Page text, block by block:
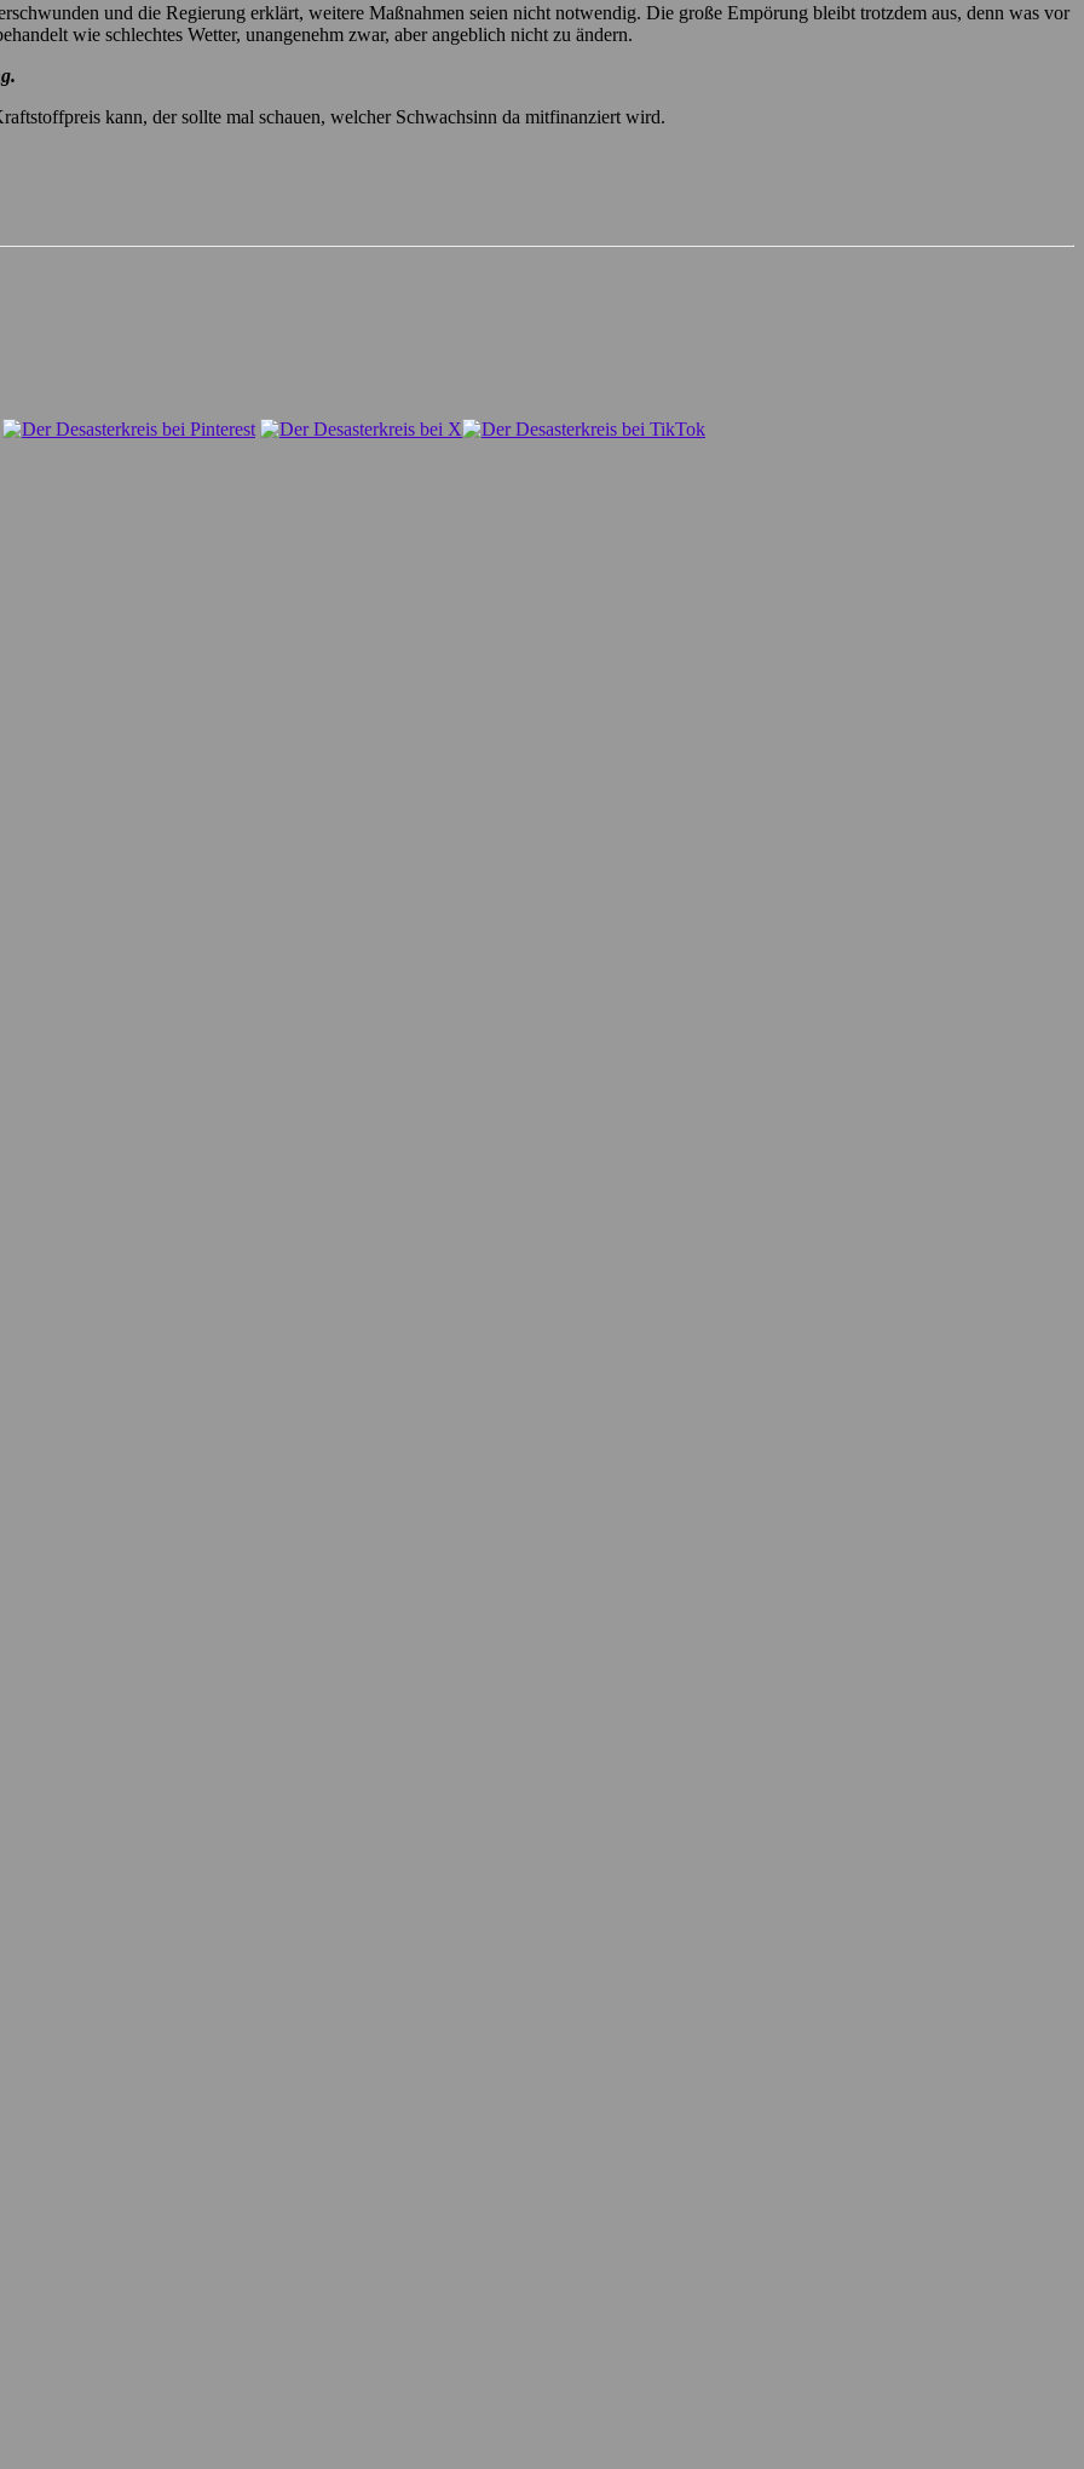
und die Regierung erklärt, weitere Maßnahmen seien nicht notwendig. Die große Empörung bleibt trotzdem aus, denn was vor
wie schlechtes Wetter, unangenehm zwar, aber angeblich nicht zu ändern.
kann, der sollte mal schauen, welcher Schwachsinn da mitfinanziert wird.